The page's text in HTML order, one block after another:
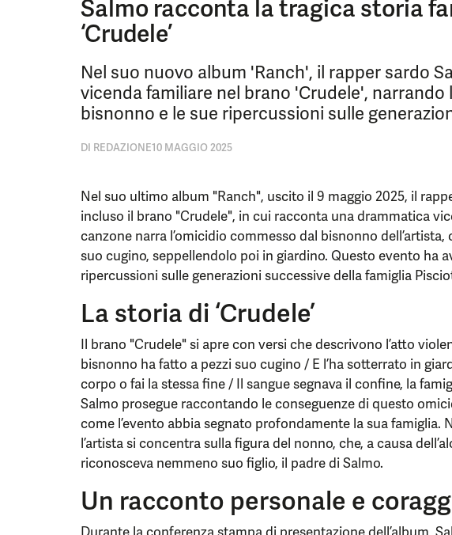
Salmo racconta la tragica storia
‘Crudele’
Nel suo nuovo album 'Ranch', il rapper sardo
vicenda familiare nel brano 'Crudele',
bisnonno e le sue ripercussioni sulle
DI REDAZIONE10 MAGGIO 2025
Nel suo ultimo album "Ranch", uscito il 9 maggio 2025, il
incluso il brano "Crudele", in cui racconta una drammatica
canzone narra l’omicidio commesso dal bisnonno
suo cugino, seppellendolo poi in giardino. Questo evento ha
ripercussioni sulle generazioni successive della famiglia
La storia di ‘Crudele’
Il brano "Crudele" si apre con versi che descrivono l’atto
bisnonno ha fatto a pezzi suo cugino / E l’ha sotterrato in
corpo o fai la stessa fine / Il sangue segnava il confine, la
Salmo prosegue raccontando le conseguenze di questo
come l’evento abbia segnato profondamente la sua famiglia.
l’artista si concentra sulla figura del nonno, che, a causa
riconosceva nemmeno suo figlio, il padre di Salmo.
Un racconto personale e